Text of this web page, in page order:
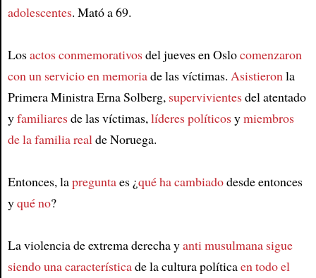
adolescentes. Mató a 69.
Losactos conmemorativosdel jueves en Oslocomenzaron
con un servicio en memoriade las víctimas. Asistieronla
Primera Ministra Erna Solberg, supervivientesdel atentado
yfamiliaresde las víctimas,líderes políticosymiembros
de la familia realde Noruega.
Entonces, lapreguntaes ¿qué ha cambiadodesde entonces
yqué no?
La violencia de extrema derecha yanti musulmana sigue
siendo una característicade la cultura políticaen todo el